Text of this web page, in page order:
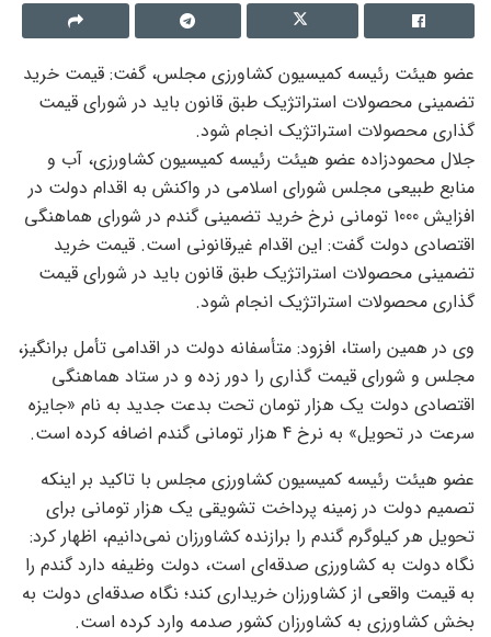
عضو هیئت رئیسه کمیسیون کشاورزی مجلس، گفت: قیمت خرید
تضمینی محصولات استراتژیک طبق قانون باید در شورای قیمت
گذاری محصولات استراتژیک انجام شود.
جلال محمودزاده عضو هیئت رئیسه کمیسیون کشاورزی، آب و
منابع طبیعی مجلس شورای اسلامی در واکنش به اقدام دولت در
افزایش 1000 تومانی نرخ خرید تضمینی گندم در شورای هماهنگی
اقتصادی دولت گفت: این اقدام غیرقانونی است. قیمت خرید
تضمینی محصولات استراتژیک طبق قانون باید در شورای قیمت
گذاری محصولات استراتژیک انجام شود.
وی در همین راستا، افزود: متأسفانه دولت در اقدامی تأمل برانگیز،
مجلس و شورای قیمت گذاری را دور زده و در ستاد هماهنگی
اقتصادی دولت یک هزار تومان تحت بدعت جدید به نام «جایزه
سرعت در تحویل» به نرخ 4 هزار تومانی گندم اضافه کرده است.
عضو هیئت رئیسه کمیسیون کشاورزی مجلس با تاکید بر اینکه
تصمیم دولت در زمینه پرداخت تشویقی یک هزار تومانی برای
تحویل هر کیلوگرم گندم را برازنده کشاورزان نمی‌دانیم، اظهار کرد:
نگاه دولت به کشاورزی صدقه‌ای است، دولت وظیفه دارد گندم را
به قیمت واقعی از کشاورزان خریداری کند؛ نگاه صدقه‌ای دولت به
بخش کشاورزی به کشاورزان کشور صدمه وارد کرده است.